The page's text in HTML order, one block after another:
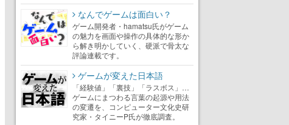
なんでゲームは面白い？
ゲーム開発者・hamatsu氏がゲーム
の魅力を画面や操作の具体的な形か
ら解き明かしていく、硬派で骨太な
評論連載です。
ゲームが変えた日本語
「経験値」「裏技」「ラスボス」…
ゲームにまつわる言葉の起源や用法
の変遷を、コンピューター文化史研
究家・タイニーP氏が徹底調査。